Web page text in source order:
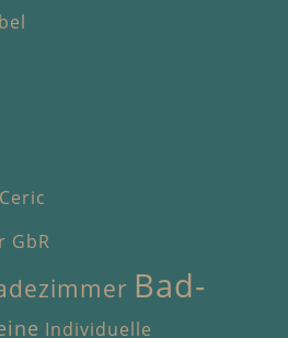
GbR
Bad-
Individuelle